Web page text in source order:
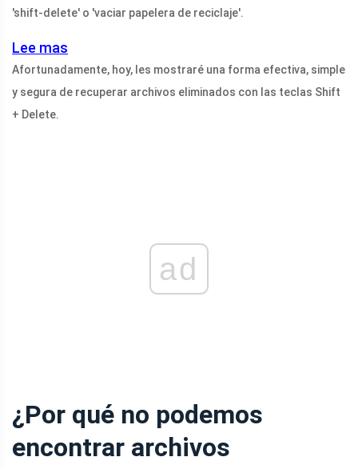
'shift-delete' o 'vaciar papelera de reciclaje'.
Lee mas
Afortunadamente, hoy, les mostraré una forma efectiva, simple
y segura de recuperar archivos eliminados con las teclas Shift
+ Delete.
ad
¿Por qué no podemos
encontrar archivos